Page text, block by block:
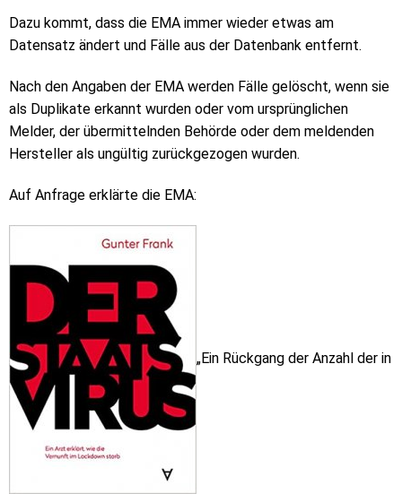
Dazu kommt, dass die EMA immer wieder etwas am
Datensatz ändert und Fälle aus der Datenbank entfernt.
Nach den Angaben der EMA werden Fälle gelöscht, wenn sie
als Duplikate erkannt wurden oder vom ursprünglichen
Melder, der übermittelnden Behörde oder dem meldenden
Hersteller als ungültig zurückgezogen wurden.
Auf Anfrage erklärte die EMA:
„Ein Rückgang der Anzahl der in